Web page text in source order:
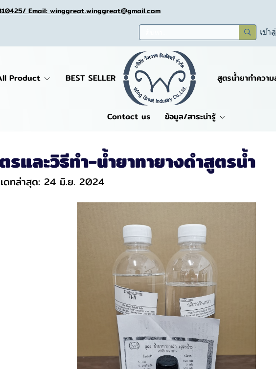
Email: winggreat.winggreat@gmail.com
เข้า
Product BEST SELLER สูตรน้ำยาทำความ
Contact us ข้อมูล/สาระน่ารู้
รและวิธีทำ-น้ำยาทายางดำสูตรน้ำ
ดทล่าสุด: 24 มิ.ย. 2024